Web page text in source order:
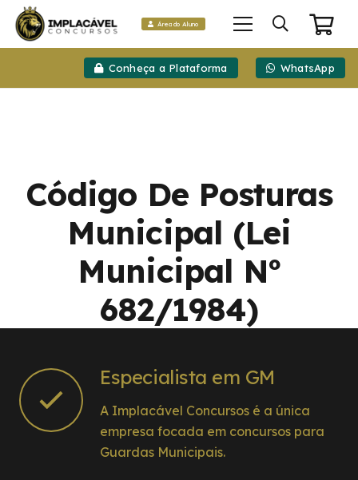
Área do Aluno
Conheça a Plataforma WhatsApp
Código De Posturas
Municipal (Lei
Municipal Nº
682/1984)
Especialista em GM
A Implacável Concursos é a única
empresa focada em concursos para
Guardas Municipais.